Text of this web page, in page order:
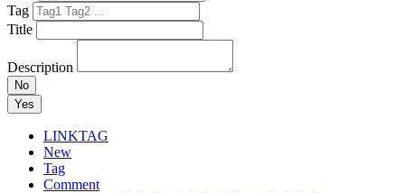
Tag
Title
Description
No
Yes
LINKTAG
New
Tag
Comment